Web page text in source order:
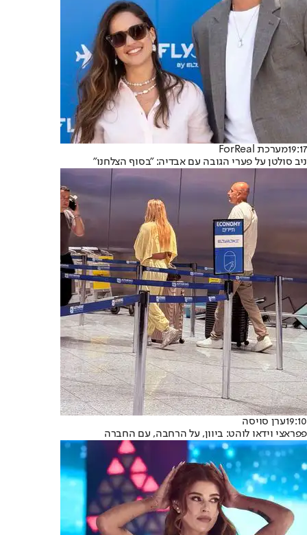
19:17מערכת ForReal
ניב סולטן על פערי הגובה עם אבדיה: "בסוף הצלחנו"
19:10ערן סויסה
פפראצי וידאו לוהט: ביוון, על הרחבה, עם החברה